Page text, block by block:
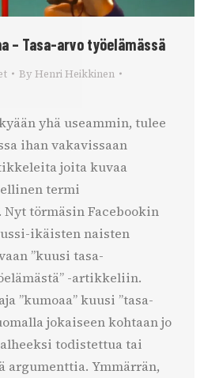
– Tasa-arvo työelämässä
By Henri Heikkinen
yhä useammin, tulee
ihan vakavissaan
joita kuvaa
termi
Nyt törmäsin Facebookin
ikäisten naisten
”kuusi tasa-
-artikkeliin.
”kumoaa” kuusi ”tasa-
jokaiseen kohtaan jo
todistettua tai
argumenttia. Ymmärrän,